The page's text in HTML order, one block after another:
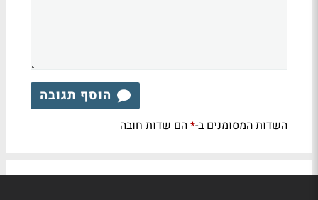
הוסף תגובה
השדות המסומנים ב-*הם שדות חובה